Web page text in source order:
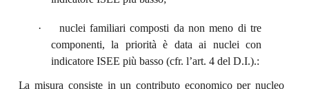
·
nuclei familiari composti da non meno di tre
componenti, la priorità è data ai nuclei con
indicatore ISEE più basso (cfr. l’art. 4 del D.I.).:
Lamisura consiste in un contributo economico per nucleo